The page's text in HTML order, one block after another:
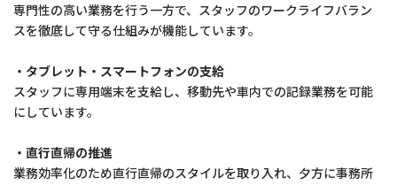
専門性の高い業務を行う一方で、スタッフのワークライフバラン
スを徹底して守る仕組みが機能しています。
・タブレット・スマートフォンの支給
スタッフに専用端末を支給し、移動先や車内での記録業務を可能
にしています。
・直行直帰の推進
業務効率化のため直行直帰のスタイルを取り入れ、夕方に事務所